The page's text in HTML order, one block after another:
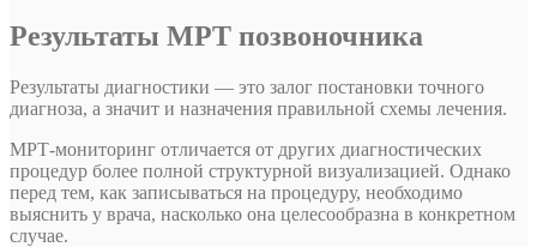
Результаты МРТ позвоночника
Результаты диагностики — это залог постановки точного
диагноза, а значит и назначения правильной схемы лечения.
МРТ-мониторинг отличается от других диагностических
процедур более полной структурной визуализацией. Однако
перед тем, как записываться на процедуру, необходимо
выяснить у врача, насколько она целесообразна в конкретном
случае.